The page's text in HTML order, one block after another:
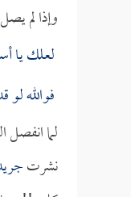
وإذا لم
لعلك يا
فوالله
لما انفصل
نشرت